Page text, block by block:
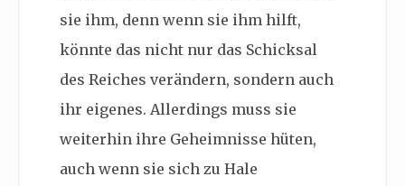
sie ihm, denn wenn sie ihm hilft,
könnte das nicht nur das Schicksal
des Reiches verändern, sondern auch
ihr eigenes. Allerdings muss sie
weiterhin ihre Geheimnisse hüten,
auch wenn sie sich zu Hale